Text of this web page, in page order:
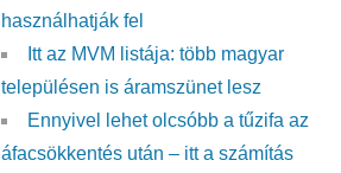
használhatják fel
Itt az MVM listája: több magyar
településen is áramszünet lesz
Ennyivel lehet olcsóbb a tűzifa az
áfacsökkentés után – itt a számítás